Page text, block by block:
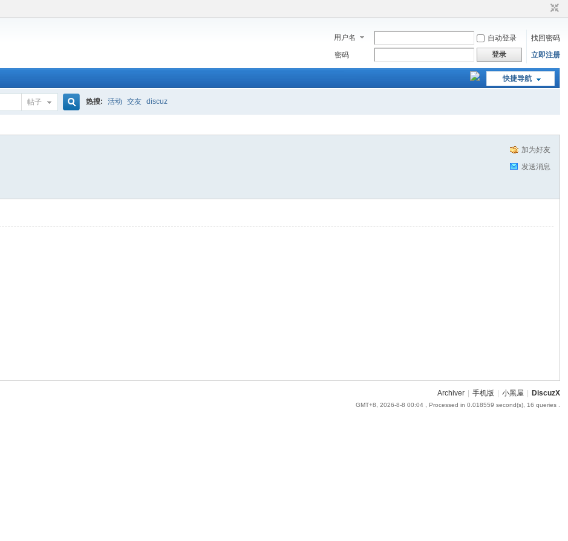
用户名 自动登录
找回密码
密码
登录 立即注册
快捷导航
帖子 热搜: 活动 交友 discuz
加为好友
发送消息
Archiver 手机版 小黑屋 DiscuzX
GMT+8, 2026-8-8 00:04, Processed in 0.018559 second(s), 16 queries .